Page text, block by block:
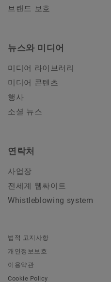
브랜드 보호
뉴스와 미디어
미디어 라이브러리
미디어 콘텐츠
행사
소셜 뉴스
연락처
사업장
전세계 웹싸이트
Whistleblowing system
법적 고지사항
개인정보보호
이용약관
Cookie Policy